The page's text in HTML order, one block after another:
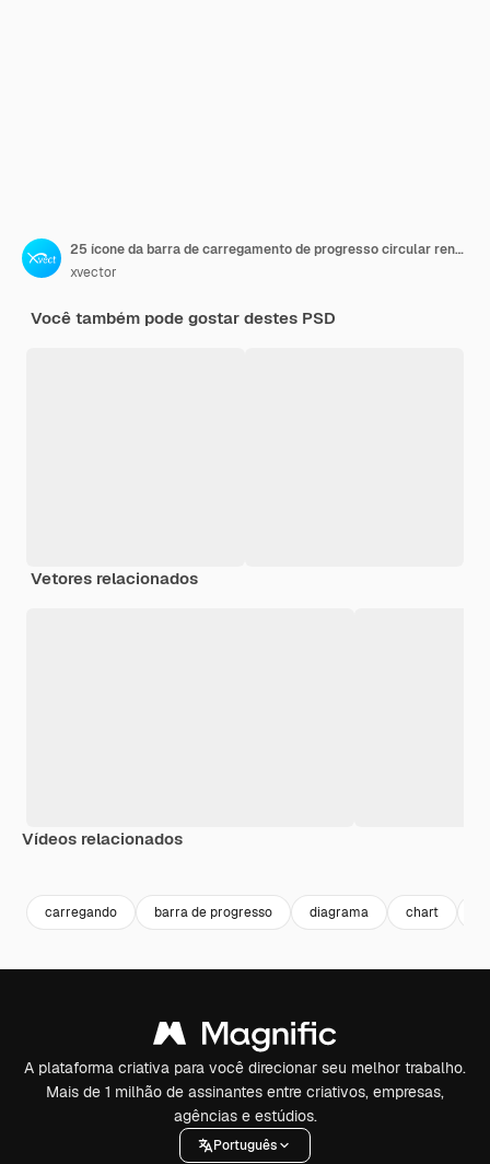
25 ícone da barra de carregamento de progresso circular renderização 3d
xvector
Você também pode gostar destes PSD
Vetores relacionados
Vídeos relacionados
carregando barra de progresso diagrama chart
A plataforma criativa para você direcionar seu melhor trabalho.
Mais de 1 milhão de assinantes entre criativos, empresas,
agências e estúdios.
Português